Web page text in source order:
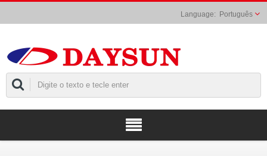
Português